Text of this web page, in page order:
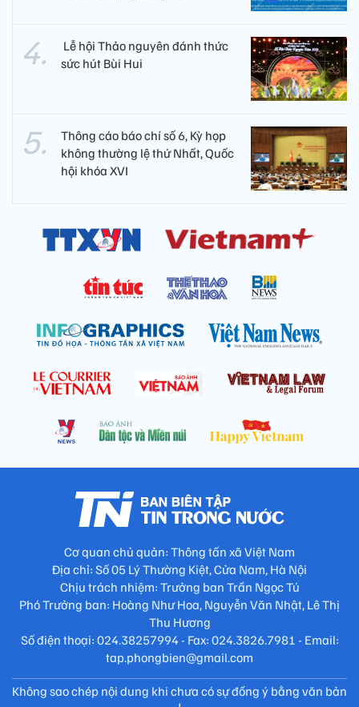
​ Lễ hội Thảo nguyên đánh thức
sức hút Bùi Hui
Thông cáo báo chí số 6, Kỳ họp
không thường lệ thứ Nhất, Quốc
hội khóa XVI
Cơ quan chủ quản: Thông tấn xã Việt Nam
Địa chỉ: Số 05 Lý Thường Kiệt, Cửa Nam, Hà Nội
Chịu trách nhiệm: Trưởng ban Trần Ngọc Tú
Phó Trưởng ban: Hoàng Như Hoa, Nguyễn Văn Nhật, Lê Thị
Thu Hương
Số điện thoại: 024.38257994 - Fax: 024.3826.7981 - Email:
tap.phongbien@gmail.com
Không sao chép nội dung khi chưa có sự đồng ý bằng văn bản